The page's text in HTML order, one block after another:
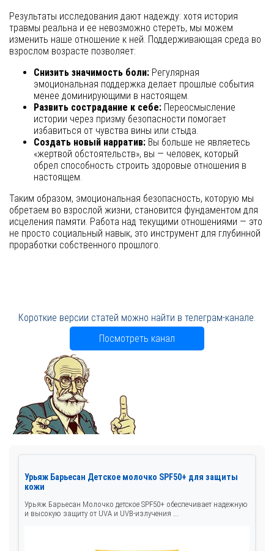
Результаты исследования дают надежду: хотя история
травмы реальна и ее невозможно стереть, мы можем
изменить наше отношение к ней. Поддерживающая среда во
взрослом возрасте позволяет:
Снизить значимость боли: Регулярная
эмоциональная поддержка делает прошлые события
менее доминирующими в настоящем.
Развить сострадание к себе: Переосмысление
истории через призму безопасности помогает
избавиться от чувства вины или стыда.
Создать новый нарратив: Вы больше не являетесь
«жертвой обстоятельств», вы — человек, который
обрел способность строить здоровые отношения в
настоящем.
Таким образом, эмоциональная безопасность, которую мы
обретаем во взрослой жизни, становится фундаментом для
исцеления памяти. Работа над текущими отношениями — это
не просто социальный навык, это инструмент для глубинной
проработки собственного прошлого.
Короткие версии статей можно найти в телеграм-канале.
Посмотреть канал
Урьяж Барьесан Детское молочко SPF50+ для защиты
кожи
Урьяж Барьесан Молочко детское SPF50+ обеспечивает надежную
и высокую защиту от UVA и UVB-излучения ...